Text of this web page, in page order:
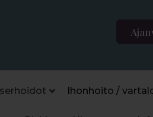
Ihonhoito /